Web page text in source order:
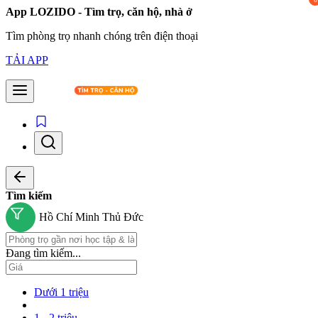
App LOZIDO - Tìm trọ, căn hộ, nhà ở
Tìm phòng trọ nhanh chóng trên điện thoại
TẢI APP
Tìm kiếm
Hồ Chí Minh Thủ Đức
Đang tìm kiếm...
Dưới 1 triệu